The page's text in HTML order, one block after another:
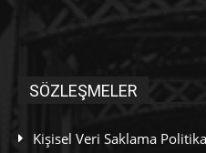
SÖZLEŞMELER
Kişisel Veri Saklama